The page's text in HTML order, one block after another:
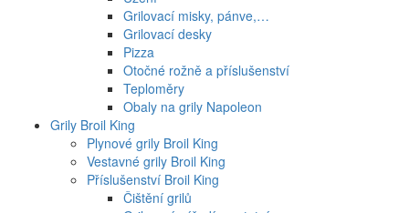
Grilovací misky, pánve,…
Grilovací desky
Pizza
Otočné rožně a příslušenství
Teploměry
Obaly na grily Napoleon
Grily Broil King
Plynové grily Broil King
Vestavné grily Broil King
Příslušenství Broil King
Čištění grilů